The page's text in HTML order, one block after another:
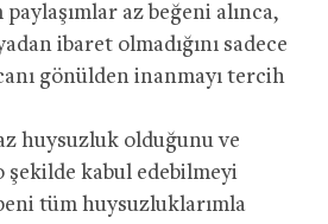
paylaşımlar az beğeni alınca,
ibaret olmadığını sadece
gönülden inanmayı tercih
huysuzluk olduğunu ve
şekilde kabul edebilmeyi
tüm huysuzluklarımla